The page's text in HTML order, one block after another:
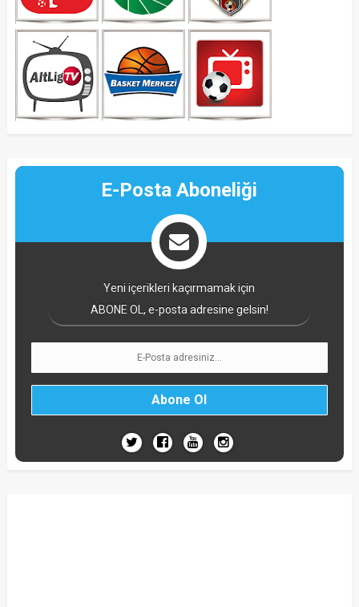
E-Posta Aboneliği
Yeni içerikleri kaçırmamak için
ABONE OL, e-posta adresine gelsin!